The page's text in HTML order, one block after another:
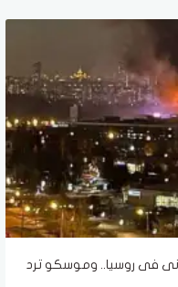
فى روسيا.. وموسكو ترد